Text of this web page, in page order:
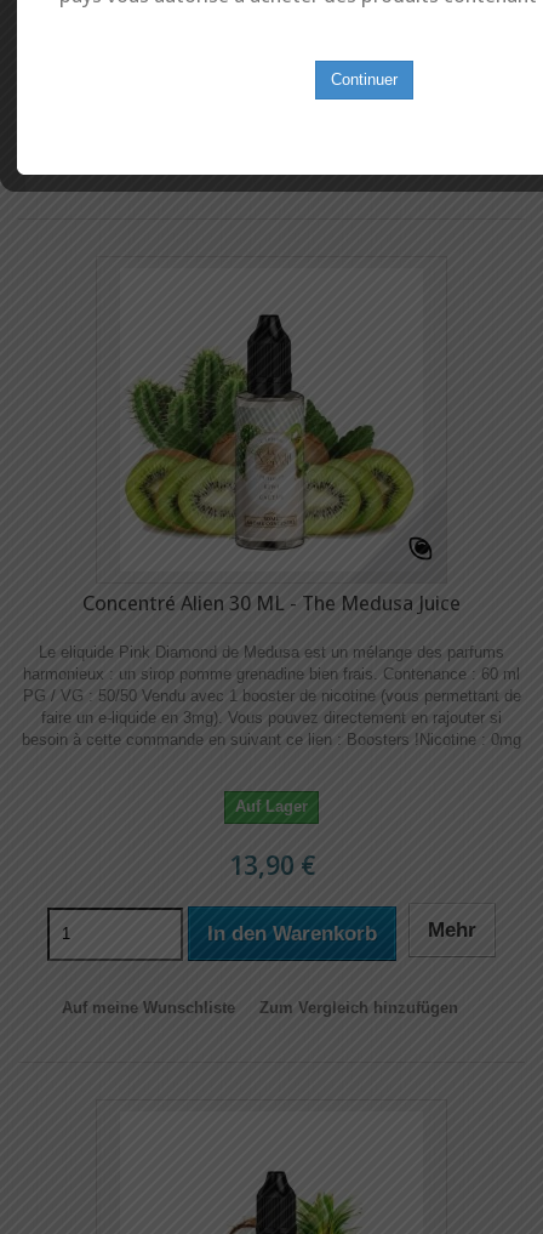
In den Warenkorb
Concentré Alien 30 ML - The Medusa Juice
Le eliquide Pink Diamond de Medusa est un mélange des parfums
harmonieux : un sirop pomme grenadine bien frais. Contenance : 60 ml
PG / VG : 50/50 Vendu avec 1 booster de nicotine (vous permettant de
faire un e-liquide en 3mg). Vous pouvez directement en rajouter si
besoin à cette commande en suivant ce lien : Boosters !​​ Nicotine : 0mg
Auf Lager
13,90 €
In den Warenkorb Mehr
Auf meine Wunschliste Zum Vergleich hinzufügen
Continuer